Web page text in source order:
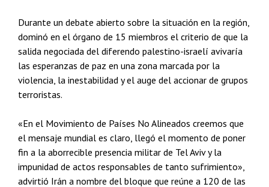
Durante un debate abierto sobre la situación en la región,
dominó en el órgano de 15 miembros el criterio de que la
salida negociada del diferendo palestino-israelí avivaría
las esperanzas de paz en una zona marcada por la
violencia, la inestabilidad y el auge del accionar de grupos
terroristas.
«En el Movimiento de Países No Alineados creemos que
el mensaje mundial es claro, llegó el momento de poner
fin a la aborrecible presencia militar de Tel Aviv y la
impunidad de actos responsables de tanto sufrimiento»,
advirtió Irán a nombre del bloque que reúne a 120 de las